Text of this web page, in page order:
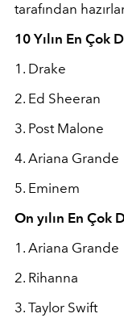
tarafından
10 Yılın En Çok
1. Drake
2. Ed Sheeran
3. Post Malone
4. Ariana Grande
5. Eminem
On yılın En Çok
1. Ariana Grande
2. Rihanna
3. Taylor Swift